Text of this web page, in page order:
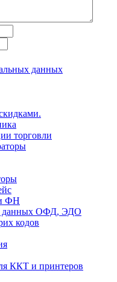
данных
торговли
ФН
данных ОФД, ЭДО
кодов
ККТ и принтеров